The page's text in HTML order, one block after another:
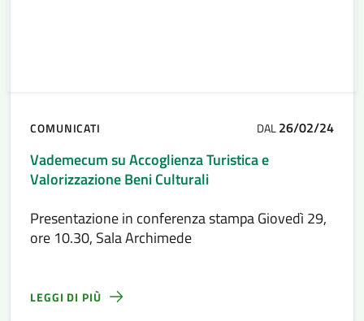
COMUNICATI DAL26/02/24
Vademecum su Accoglienza Turistica e
Valorizzazione Beni Culturali
Presentazione in conferenza stampa Giovedì 29,
ore 10.30, Sala Archimede
LEGGI DI PIÙ